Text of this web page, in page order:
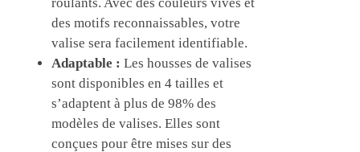
des motifs reconnaissables, votre
valise sera facilement identifiable.
Adaptable : Les housses de valises
sont disponibles en 4 tailles et
s’adaptent à plus de 98% des
modèles de valises. Elles sont
conçues pour être mises sur des